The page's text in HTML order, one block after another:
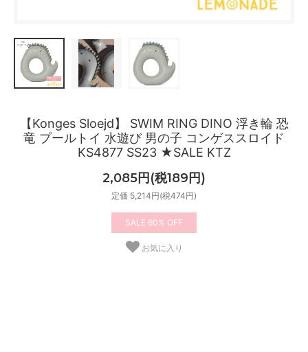
【Konges Sloejd】 SWIM RING DINO 浮き輪 恐
竜 プールトイ 水遊び 男の子 コンゲススロイド
KS4877 SS23 ★SALE KTZ
2,085円(税189円)
定価 5,214円(税474円)
60%
お気に入り